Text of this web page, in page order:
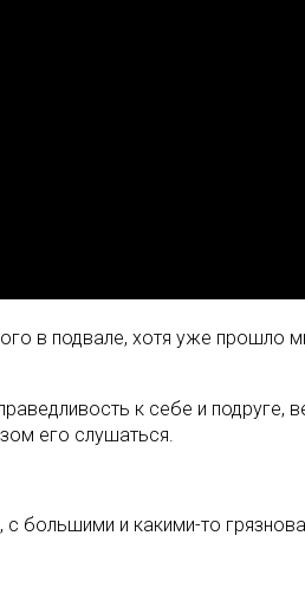
в подвале, хотя уже прошло
к себе и подруге,
его слушаться.
большими и какими-то